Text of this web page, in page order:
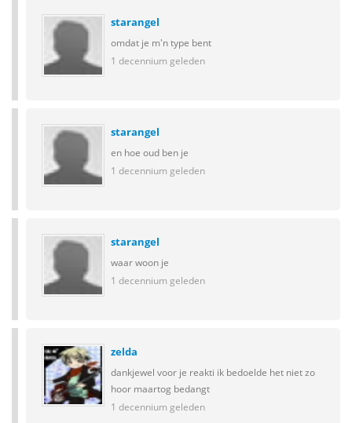
starangel
omdat je m'n type bent
1 decennium geleden
starangel
en hoe oud ben je
1 decennium geleden
starangel
waar woon je
1 decennium geleden
zelda
dankjewel voor je reakti ik bedoelde het niet zo
hoor maartog bedangt
1 decennium geleden